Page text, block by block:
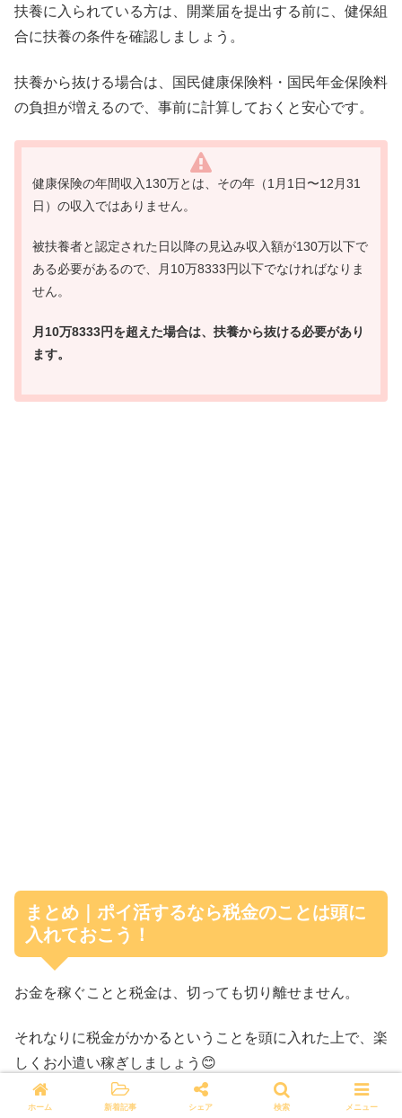
扶養に入られている方は、開業届を提出する前に、健保組
合に扶養の条件を確認しましょう。
扶養から抜ける場合は、国民健康保険料・国民年金保険料
の負担が増えるので、事前に計算しておくと安心です。
健康保険の年間収入130万とは、その年（1月1日〜12月31
日）の収入ではありません。
被扶養者と認定された日以降の見込み収入額が130万以下で
ある必要があるので、月10万8333円以下でなければなりま
せん。
月10万8333円を超えた場合は、扶養から抜ける必要があり
ます。
まとめ｜ポイ活するなら税金のことは頭に
入れておこう！
お金を稼ぐことと税金は、切っても切り離せません。
それなりに税金がかかるということを頭に入れた上で、楽
しくお小遣い稼ぎしましょう😊
ポイ活 については、ネット上に様々な情報がありますが、
ホーム 新着記事 シェア 検索 メニュー